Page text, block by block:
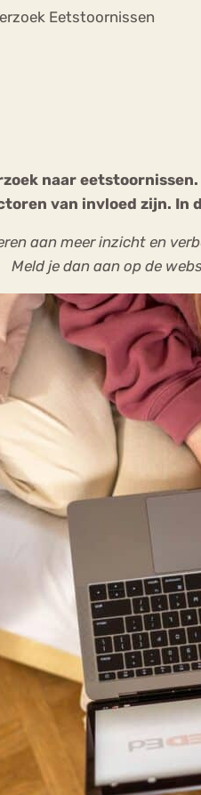
Eetstoornissen
naar
van invloed zijn. In
aan meer inzicht en
Meld je dan aan op de